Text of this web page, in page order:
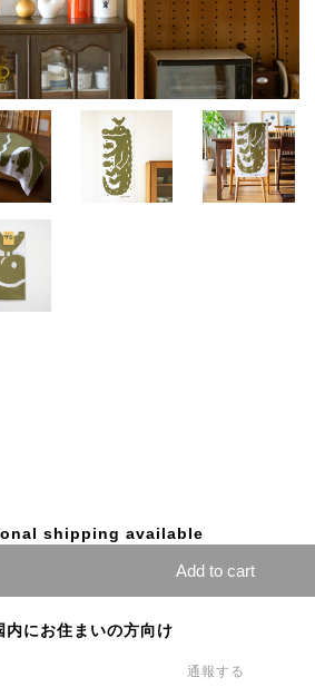
shipping available
Add to cart
内にお住まいの方向け
通報する